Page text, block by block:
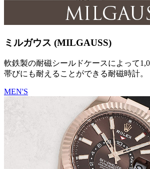
ミルガウス (MILGAUSS)
軟鉄製の耐磁シールドケースによって
帯びにも耐えることができる耐磁時計。
MEN'S